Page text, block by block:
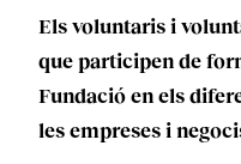
Els voluntaris i
que participen de
Fundació en els
les empreses i